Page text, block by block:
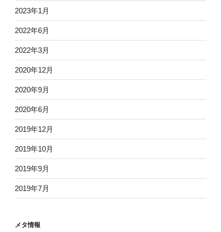
2023年1月
2022年6月
2022年3月
2020年12月
2020年9月
2020年6月
2019年12月
2019年10月
2019年9月
2019年7月
メタ情報